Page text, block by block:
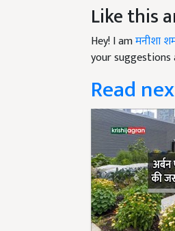
Like this
Hey! I amमनीशा
your suggestions
Read